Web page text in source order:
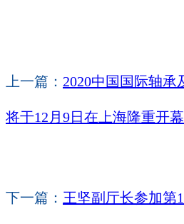
上一篇： 2020中国国际轴承
将于12月9日在上海隆重开幕
下一篇： 王坚副厅长参加第